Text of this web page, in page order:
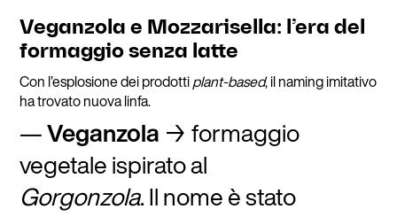
Veganzola e Mozzarisella: l’era del
formaggio senza latte
Con l’esplosione dei prodottiplant-based, il naming imitativo
ha trovato nuova linfa.
Veganzola → formaggio
vegetale ispirato al
Gorgonzola. Il nome è stato